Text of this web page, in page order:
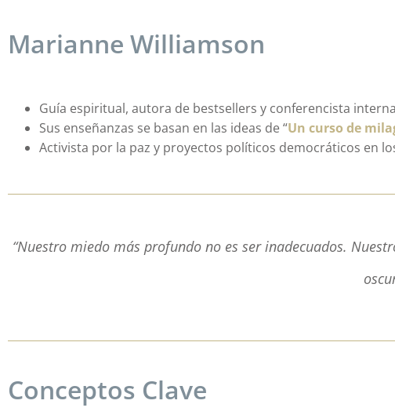
Marianne Williamson
Guía espiritual, autora de bestsellers y conferencista
Sus enseñanzas se basan en las ideas de “Un curso de
Activista por la paz y proyectos políticos democráticos en
“Nuestro miedo más profundo no es ser inadecuados.
Conceptos Clave